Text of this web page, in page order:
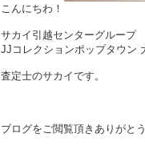
こんにちわ！
サカイ引越センターグループ
JJコレクションポップタウン
査定士のサカイです。
ブログをご閲覧頂きありがと